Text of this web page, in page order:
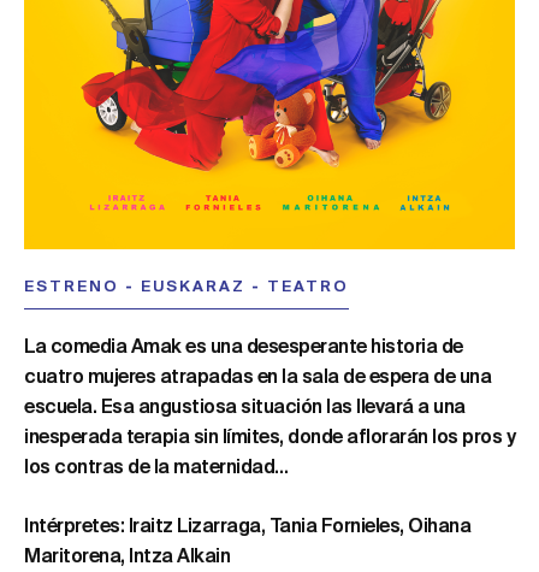
ESTRENO - EUSKARAZ - TEATRO
La comedia Amak es una desesperante historia de
cuatro mujeres atrapadas en la sala de espera de una
escuela. Esa angustiosa situación las llevará a una
inesperada terapia sin límites, donde aflorarán los pros y
los contras de la maternidad…
Intérpretes: Iraitz Lizarraga, Tania Fornieles, Oihana
Maritorena, Intza Alkain